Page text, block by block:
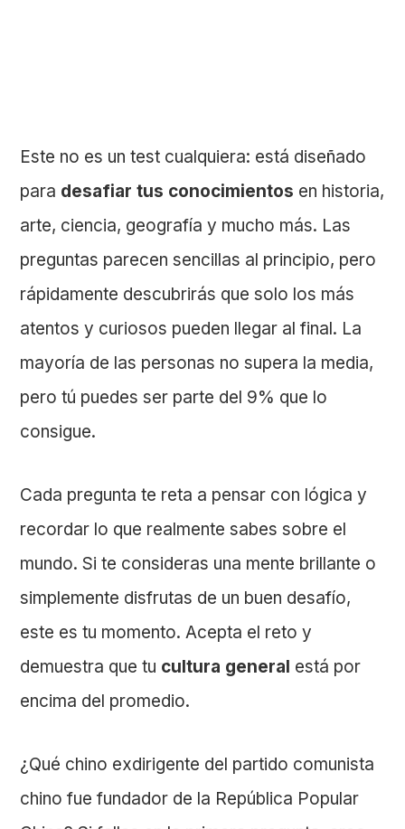
Este no es un test cualquiera: está diseñado
para desafiar tus conocimientos en historia,
arte, ciencia, geografía y mucho más. Las
preguntas parecen sencillas al principio, pero
rápidamente descubrirás que solo los más
atentos y curiosos pueden llegar al final. La
mayoría de las personas no supera la media,
pero tú puedes ser parte del 9% que lo
consigue.
Cada pregunta te reta a pensar con lógica y
recordar lo que realmente sabes sobre el
mundo. Si te consideras una mente brillante o
simplemente disfrutas de un buen desafío,
este es tu momento. Acepta el reto y
demuestra que tu cultura general está por
encima del promedio.
¿Qué chino exdirigente del partido comunista
chino fue fundador de la República Popular